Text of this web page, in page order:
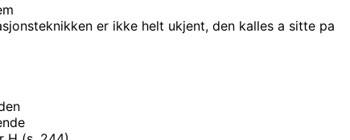
er ikke helt ukjent, den kalles a sitte pa